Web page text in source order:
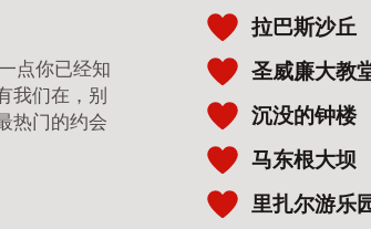
点你已经知
我们在，别
热门的约会
拉巴斯沙丘
圣威廉大教
沉没的钟楼
马东根大坝
里扎尔游乐